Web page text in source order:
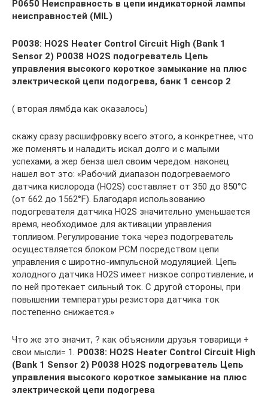
P0650 Неисправность в цепи индикаторной лампы
неисправностей (MIL)
P0038: HO2S Heater Control Circuit High (Bank 1
Sensor 2) P0038 HO2S подогреватель Цепь
управления высокого короткое замыкание на плюс
электрической цепи подогрева, банк 1 сенсор 2
( вторая лямбда как оказалось)
скажу сразу расшифровку всего этого, а конкретнее, что
же поменять и наладить искал долго и с малыми
успехами, а жер бенза шел своим чередом. наконец
нашел вот это: «Рабочий диапазон подогреваемого
датчика кислорода (HO2S) составляет от 350 до 850°C
(от 662 до 1562°F). Благодаря использованию
подогревателя датчика HO2S значительно уменьшается
время, необходимое для активации управления
топливом. Регулирование тока через подогреватель
осуществляется блоком PCM посредством цепи
управления с широтно-импульсной модуляцией. Цепь
холодного датчика HO2S имеет низкое сопротивление, и
по ней протекает сильный ток. С другой стороны, при
повышении температуры резистора датчика ток
постепенно снижается.»
Что же это значит, ? как объяснили друзья товарищи +
свои мысли= 1. P0038: HO2S Heater Control Circuit High
(Bank 1 Sensor 2) P0038 HO2S подогреватель Цепь
управления высокого короткое замыкание на плюс
электрической цепи подогрева